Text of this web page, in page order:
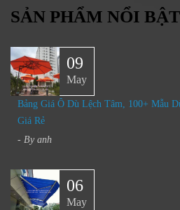
SẢN PHẨM NỔI BẬT
09
May
Bảng Giá Ô Dù Lệch Tâm, 100+ Mẫu
Giá Rẻ
- By anh
06
May